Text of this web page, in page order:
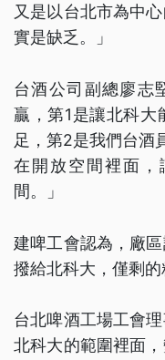
又是以台北市為中
實是缺乏。」
台酒公司副總廖志
贏，第1是讓北科大
足，第2是我們台酒
在開放空間裡面
間。」
建啤工會認為，廠
撥給北科大，僅剩的
台北啤酒工場工會
北科大的範圍裡面